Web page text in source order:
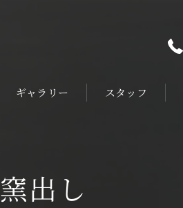
ギャラリー スタッフ
窯出し